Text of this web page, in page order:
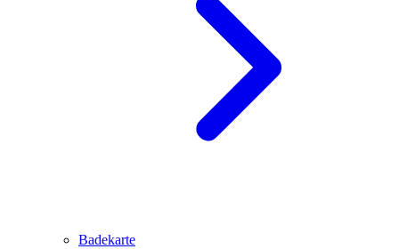
Badekarte